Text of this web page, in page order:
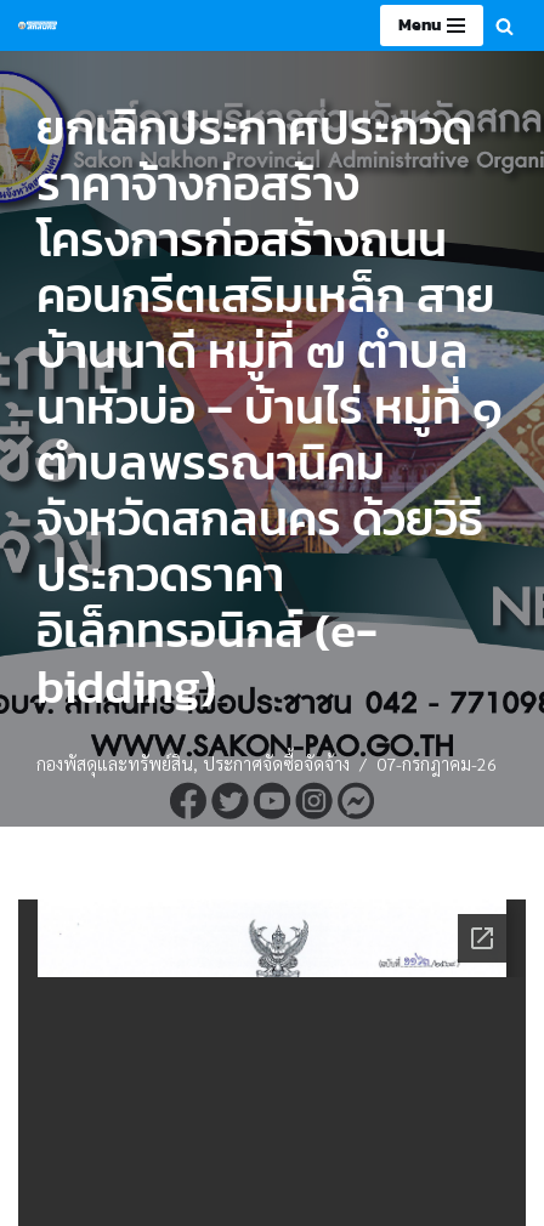
to
content
Menu
ยกเลิกประกาศประกวด
ราคาจ้างก่อสร้าง
โครงการก่อสร้างถนน
คอนกรีตเสริมเหล็ก สาย
บ้านนาดี หมู่ที่ ๗ ตำบล
นาหัวบ่อ – บ้านไร่ หมู่ที่ ๑
ตำบลพรรณานิคม
จังหวัดสกลนคร ด้วยวิธี
ประกวดราคา
อิเล็กทรอนิกส์ (e-
bidding)
กองพัสดุและทรัพย์สิน,ประกาศจัดซื้อจัดจ้าง 07-กรกฎาคม-26